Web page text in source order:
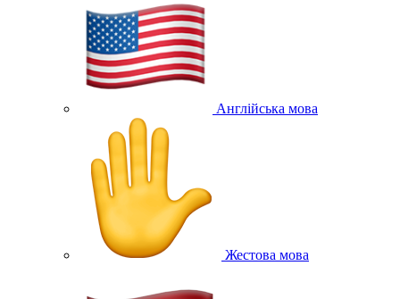
Англійська мова
Жестова мова